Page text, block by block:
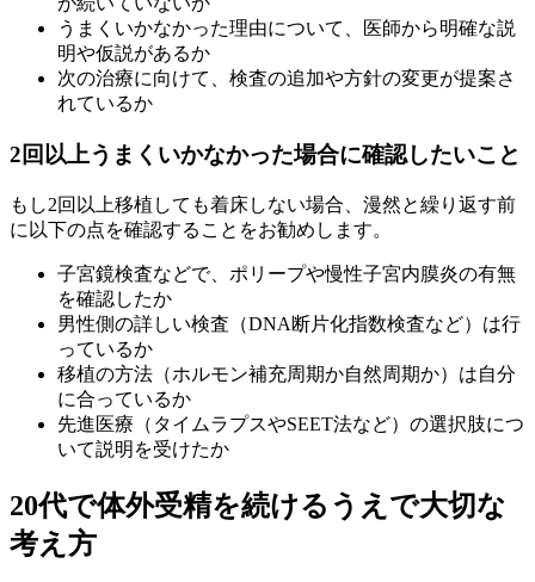
うまくいかなかった理由について、医師から明確な説
明や仮説があるか
次の治療に向けて、検査の追加や方針の変更が提案さ
れているか
2回以上うまくいかなかった場合に確認したいこと
もし2回以上移植しても着床しない場合、漫然と繰り返す前
に以下の点を確認することをお勧めします。
子宮鏡検査などで、ポリープや慢性子宮内膜炎の有無
を確認したか
男性側の詳しい検査（DNA断片化指数検査など）は行
っているか
移植の方法（ホルモン補充周期か自然周期か）は自分
に合っているか
先進医療（タイムラプスやSEET法など）の選択肢につ
いて説明を受けたか
20代で体外受精を続けるうえで大切な
考え方